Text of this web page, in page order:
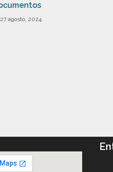
27 agosto, 2024